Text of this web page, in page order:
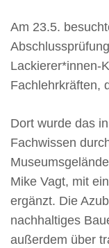
Am 23.5.
Lackierer*innen-
Fachlehrkräften,
Dort wurde das
Fachwissen
Mike Vagt, mit
ergänzt. Die
nachhaltiges
außerdem über